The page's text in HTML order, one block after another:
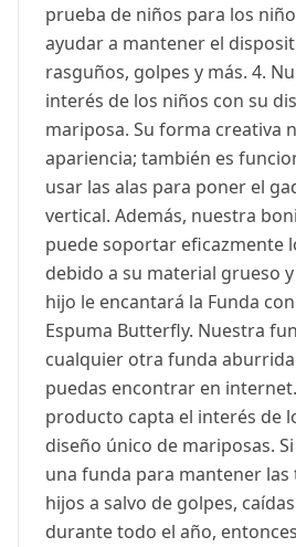
prueba de niños para los
ayudar a mantener el
rasguños, golpes y más. 4.
interés de los niños con su
mariposa. Su forma creativa
apariencia; también es
usar las alas para poner el
vertical. Además, nuestra
puede soportar eficazmente
debido a su material grueso
hijo le encantará la Funda
Espuma Butterfly. Nuestra
cualquier otra funda
puedas encontrar en
producto capta el interés de
diseño único de mariposas.
una funda para mantener las
hijos a salvo de golpes,
durante todo el año,